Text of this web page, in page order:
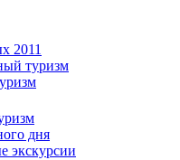
2011
туризм
дня
экскурсии